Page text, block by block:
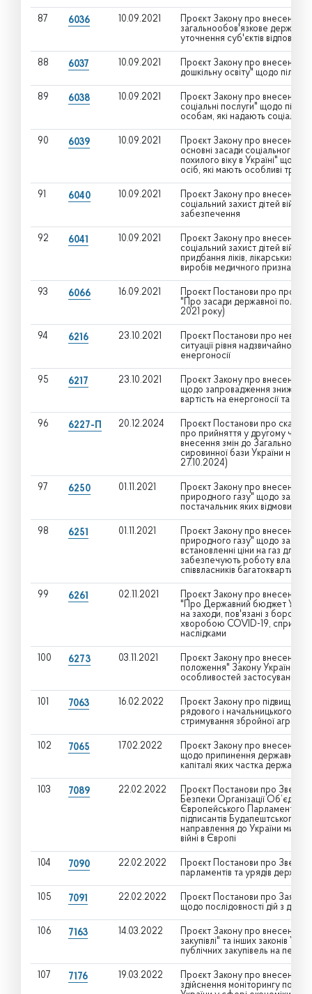
87 6036 10.09.2021
Проєкт Закону про внесення
загальнообов'язкове
уточнення суб'єктів
88 6037 10.09.2021
Проєкт Закону про внесення
дошкільну освіту" щодо пільги
89 6038 10.09.2021
Проєкт Закону про внесення
соціальні послуги" щодо
особам, які надають соціальні
90 6039 10.09.2021
Проєкт Закону про внесення
основні засади соціального
похилого віку в Україні" щодо
осіб, які мають особливі
91 6040 10.09.2021
Проєкт Закону про внесення
соціальний захист дітей
забезпечення
92 6041 10.09.2021
Проєкт Закону про внесення
соціальний захист дітей
придбання ліків, лікарських
виробів медичного
93 6066 16.09.2021
Проєкт Постанови про
"Про засади державної
2021 року)
94 6216 23.10.2021
Проєкт Постанови про
ситуації рівня надзвичайної,
енергоносії
95 6217 23.10.2021
Проєкт Закону про внесення
щодо запровадження
вартість на енергоносії та
96 6227-П 20.12.2024
Проєкт Постанови про
про прийняття у другому
внесення змін до
сировинної бази України на
27.10.2024)
97 6250 01.11.2021
Проєкт Закону про внесення
природного газу" щодо
постачальник яких відмовився
98 6251 01.11.2021
Проєкт Закону про внесення
природного газу" щодо
встановленні ціни на газ для
забезпечують роботу
співвласників
99 6261 02.11.2021
Проєкт Закону про внесення
"Про Державний бюджет
на заходи, пов'язані з
хворобою COVID-19,
наслідками
100 6273 03.11.2021
Проєкт Закону про внесення
положення" Закону України
особливостей застосування
101 7063 16.02.2022
Проєкт Закону про підвищення
рядового і начальницького
стримування збройної агресії
102 7065 17.02.2022
Проєкт Закону про внесення
щодо припинення державних
капіталі яких частка
103 7089 22.02.2022
Проєкт Постанови про
Безпеки Організації
Європейського Парламенту,
підписантів Будапештського
направлення до України
війні в Європі
104 7090 22.02.2022
Проєкт Постанови про
парламентів та урядів держав
105 7091 22.02.2022
Проєкт Постанови про Заяву
щодо послідовності дій з
106 7163 14.03.2022
Проєкт Закону про внесення
закупівлі" та інших законів
публічних закупівель на
107 7176 19.03.2022
Проєкт Закону про внесення
здійснення моніторингу